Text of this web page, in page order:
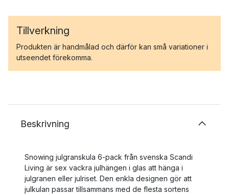
Tillverkning
Produkten är handmålad och därför kan små variationer i
utseendet förekomma.
Beskrivning
Snowing julgranskula 6-pack från svenska Scandi
Living är sex vackra julhängen i glas att hänga i
julgranen eller julriset. Den enkla designen gör att
julkulan passar tillsammans med de flesta sortens